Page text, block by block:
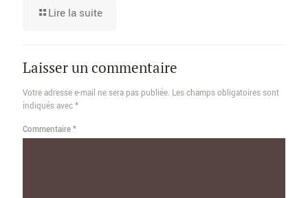
Lire la suite
Laisser un commentaire
Votre adresse e-mail ne sera pas publiée. Les champs obligatoires sont
indiqués avec*
Commentaire*